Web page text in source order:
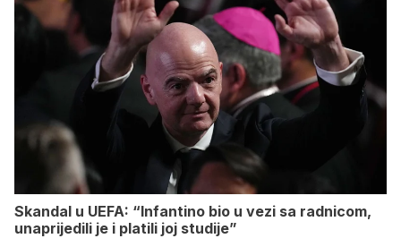
Skandal u UEFA: “Infantino bio u vezi sa radnicom,
unaprijedili je i platili joj studije”